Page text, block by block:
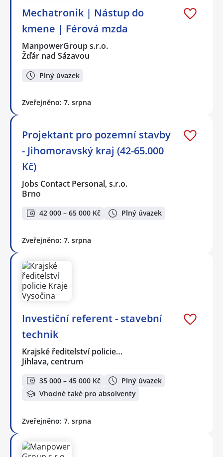
Mechatronik | Nástup do
kmene | Férová mzda
ManpowerGroup s.r.o.
Žďár nad Sázavou
Plný úvazek
Zveřejněno: 7. srpna
Projektant pro pozemní stavby
- Jihomoravský kraj (42-65.000
Kč)
Jobs Contact Personal, s.r.o.
Brno
42 000 – 65 000 Kč Plný úvazek
Zveřejněno: 7. srpna
Investiční referent - stavební
technik
Krajské ředitelství policie…
Jihlava, centrum
35 000 – 45 000 Kč
Plný úvazek
Vhodné také pro absolventy
Zveřejněno: 7. srpna